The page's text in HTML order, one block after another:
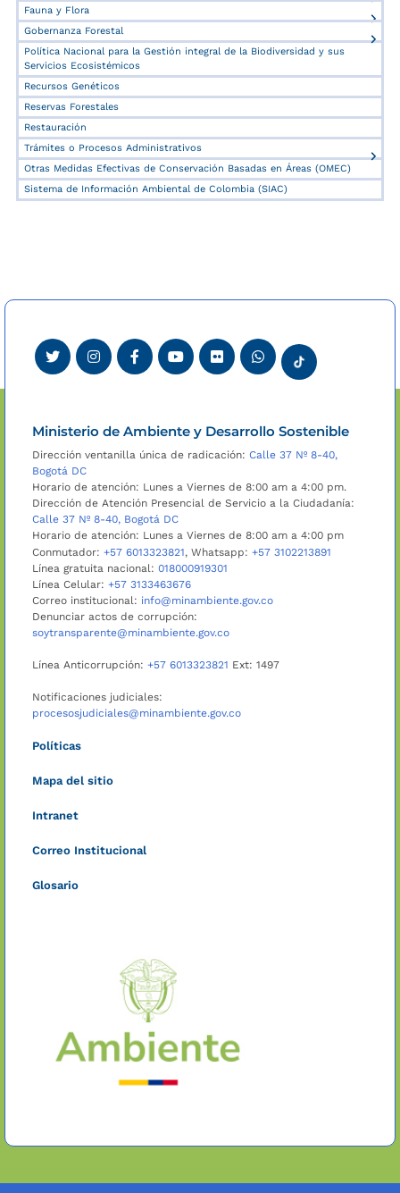
Fauna y Flora
Gobernanza Forestal
Política Nacional para la Gestión integral de la Biodiversidad y sus
Servicios Ecosistémicos
Recursos Genéticos
Reservas Forestales
Restauración
Trámites o Procesos Administrativos
Otras Medidas Efectivas de Conservación Basadas en Áreas (OMEC)
Sistema de Información Ambiental de Colombia (SIAC)
Ministerio de Ambiente y Desarrollo Sostenible
Dirección ventanilla única de radicación: Calle 37 Nº 8-40,
Bogotá DC
Horario de atención: Lunes a Viernes de 8:00 am a 4:00 pm.
Dirección de Atención Presencial de Servicio a la Ciudadanía:
Calle 37 Nº 8-40, Bogotá DC
Horario de atención: Lunes a Viernes de 8:00 am a 4:00 pm
Conmutador: +57 6013323821, Whatsapp: +57 3102213891
Línea gratuita nacional: 018000919301
Línea Celular: +57 3133463676
Correo institucional: info@minambiente.gov.co
Denunciar actos de corrupción:
soytransparente@minambiente.gov.co
Línea Anticorrupción: +57 6013323821 Ext: 1497
Notificaciones judiciales:
procesosjudiciales@minambiente.gov.co
Políticas
Mapa del sitio
Intranet
Correo Institucional
Glosario